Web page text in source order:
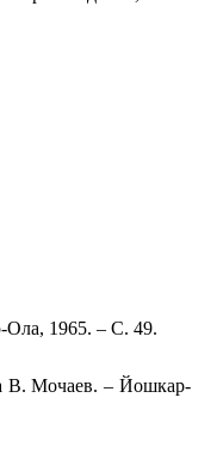
Ола, 1965. – С. 49.
В. Мочаев. – Йошкар-